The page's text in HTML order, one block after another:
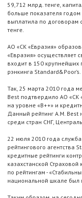
59,712 млрд. тенге,
больше показателя
выплатила по договорам
тенге.
АО «СК «Евразия»
«Евразия» осуществляет
входит в 150 крупнейших
рэнкинга Standard&Poor’s.
Так, 25 марта 2010 года
Best подтвердило АО «СК
на уровне «B++» и
Данный рейтинг A.M.
среди стран СНГ,
22 июля 2010 года
рейтингового агентства
кредитные рейтинги
казахстанской
по рейтингам -
национальной шкале был